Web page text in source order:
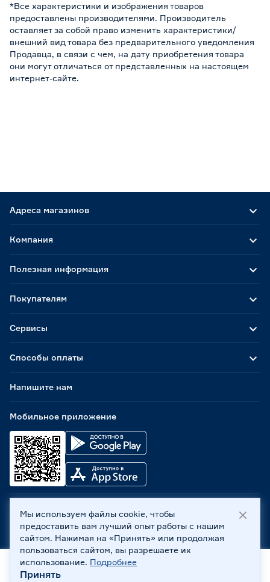
*Все характеристики и изображения товаров
предоставлены производителями. Производитель
оставляет за собой право изменить характеристики/
внешний вид товара без предварительного уведомления
Продавца, в связи с чем, на дату приобретения товара
они могут отличаться от представленных на настоящем
интернет-сайте.
Адреса магазинов
Способы оплаты
Мобильное приложение
Компания
Полезная информация
Покупателям
Сервисы
Напишите нам
ООО «Бауцентр Рус» 2004 -2026, 236029, г. Калининград,
ул. А.Невского, 205. ИНН 7702596813, КПП 390601001 ©
Все права защищены
Политика обработки персональных данных
Правовая информация
Охрана труда
Главная
Мы используем файлы cookie, чтобы
предоставить вам лучший опыт работы с нашим
сайтом. Нажимая на «Принять» или продолжая
пользоваться сайтом, вы разрешаете их
использование. Подробнее
Принять